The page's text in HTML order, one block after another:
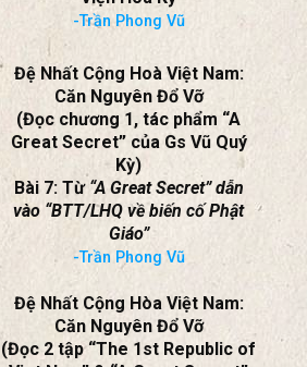
Phái Bộ LHQ Đi Tìm Sự Thật Về
Vụ Phật Giáo Năm 63
Bài 8: Thư Thượng Nghị Sĩ Dodd
gửi TNS Eastland,
Chủ Tịch UB An Ninh Thượng
Viện Hoa Kỳ
-Trần Phong Vũ
Đệ Nhất Cộng Hoà Việt Nam:
Căn Nguyên Đổ Vỡ
(Đọc chương 1, tác phẩm “A
Great Secret” của Gs Vũ Quý
Kỳ)
Bài 7: Từ“A Great Secret” dẫn
vào “BTT/LHQ về biến cố Phật
Giáo”